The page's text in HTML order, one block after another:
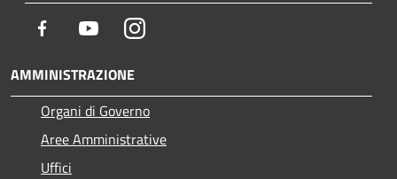
Facebook YoutubeInstagram
AMMINISTRAZIONE
Organi di Governo
Aree Amministrative
Uffici